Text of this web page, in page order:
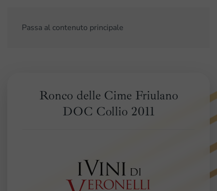
Passa al contenuto principale
Ronco delle Cime Friulano
DOC Collio 2011